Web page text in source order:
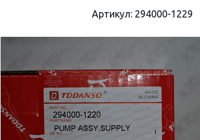
Артикул: 294000-1229